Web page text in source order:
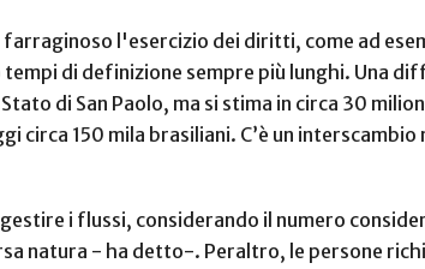
l'esercizio dei diritti, come ad
di definizione sempre più lunghi. Una
di San Paolo, ma si stima in circa 30
circa 150 mila brasiliani. C’è un
i flussi, considerando il numero
natura - ha detto-. Peraltro, le persone